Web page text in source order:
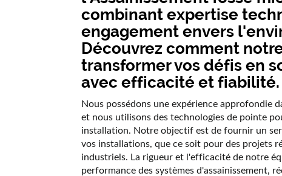
combinant expertise
engagement envers
Découvrez comment
transformer vos défis en
avec efficacité et fiabilité.
Nous possédons une expérience approfondie
et nous utilisons des technologies de pointe
installation. Notre objectif est de fournir un
vos installations, que ce soit pour des projets
industriels. La rigueur et l'efficacité de notre
performance des systèmes d'assainissement,